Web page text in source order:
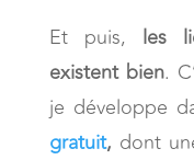
Et puis, les
existent bien.
je développe
gratuit, dont